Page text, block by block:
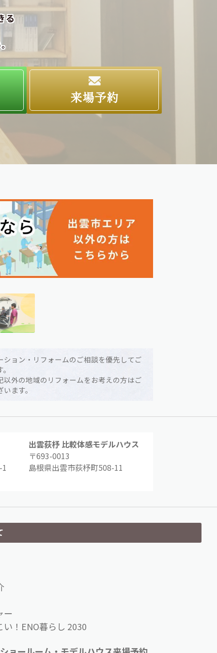
る
来場予約
ョン・リフォームのご相談を優先してご
外の地域のリフォームをお考えの方はご
ます。
出雲荻杼 比較体感モデルハウス
〒693-0013
島根県出雲市荻杼町508-11
ー
い！ENO暮らし 2030